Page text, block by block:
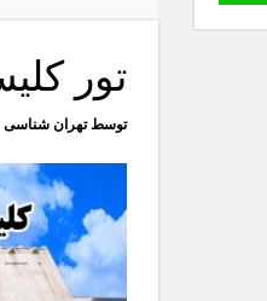
تور
توسطتهران شناسی